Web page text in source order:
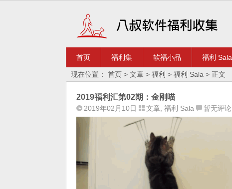
首页 福利集 软福小品 福利 Sala
现在位置： 首页 > 文章 > 福利 > 福利 Sala > 正文
2019福利汇第02期：金刚喵
2019年02月10日 文章 福利 Sala 暂无评论